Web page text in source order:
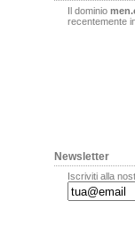
Il dominio
recentemente
Newsletter
Iscriviti alla